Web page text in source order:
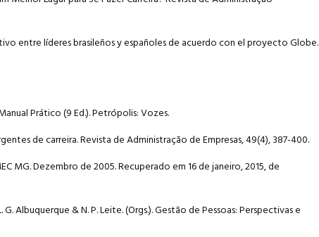
entre líderes brasileños y españoles de acuerdo con el proyecto Globe.
Prático (9 Ed.). Petrópolis: Vozes.
de carreira. Revista de Administração de Empresas, 49(4), 387-400.
MG. Dezembro de 2005. Recuperado em 16 de janeiro, 2015, de
Albuquerque & N. P. Leite. (Orgs.). Gestão de Pessoas: Perspectivas e